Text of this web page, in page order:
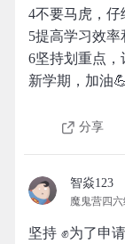
4不要马虎，仔
5提高学习效率
6坚持划重点，
新学期，加油💪
分享
智焱123
魔鬼营四六
坚持 ✊为了申